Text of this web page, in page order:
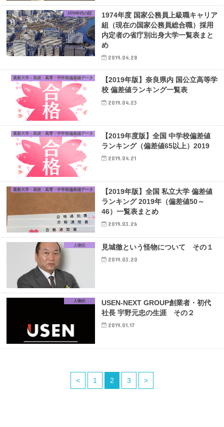
1970年代の話
1974年度 国家公務員上級職キャリア
組（現在の国家公務員総合職）採用
内定者の省庁別出身大学一覧表まと
め
2019.04.28
最新大学・高校・高専・中学校偏差値データ
【2019年版】奈良県内 国公立高等学
校 偏差値ランキング一覧表
2019.04.23
最新大学・高校・高専・中学校偏差値データ
【2019年度版】全国 中学校偏差値
ランキング（偏差値65以上）2019
2019.04.21
最新大学・高校・高専・中学校偏差値データ
【2019年版】全国 私立大学 偏差値
ランキング 2019年（偏差値50～
46）一覧表まとめ
2019.03.26
人物伝 見城徹という怪物について その１
2019.03.20
人物伝
USEN-NEXT GROUP創業者・初代
社長 宇野元忠の生涯 その２
2019.01.17
< 1 2 3 >